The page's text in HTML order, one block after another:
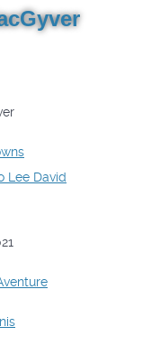
Lee David